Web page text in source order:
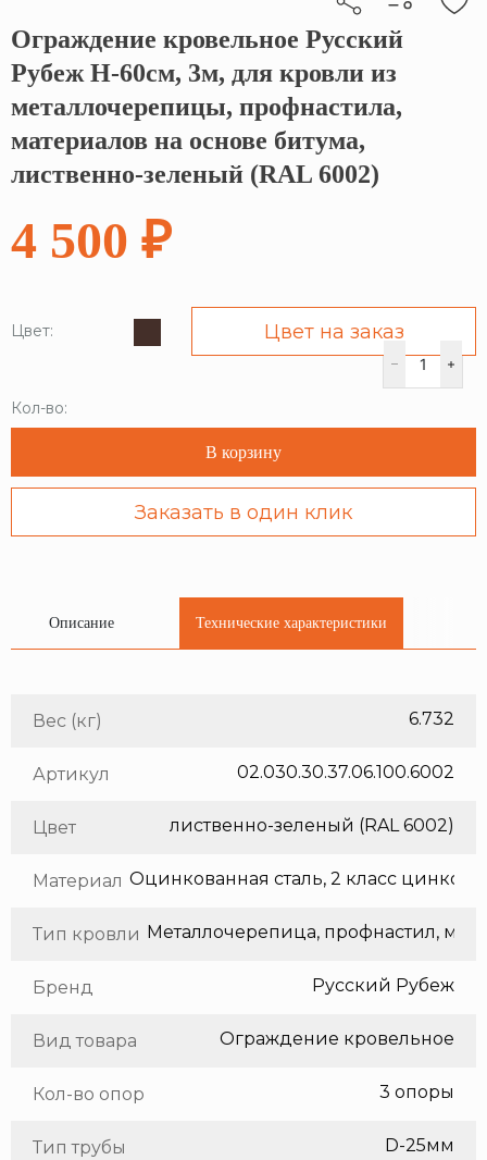
Кликните, чтобы скопировать прямую ссылку
Ограждение кровельное Русский
Рубеж H-60см, 3м, для кровли из
металлочерепицы, профнастила,
материалов на основе битума,
лиственно-зеленый (RAL 6002)
4 500 ₽
Цвет: Цвет на заказ
Кол-во:
В корзину
Заказать в один клик
Описание Технические характеристики
Вес (кг) 6.732
Артикул 02.030.30.37.06.100.6002
Цвет лиственно-зеленый (RAL 6002)
Материал
Тип кровли
Бренд Русский Рубеж
Вид товара Ограждение кровельное
Кол-во опор 3 опоры
Тип трубы D-25мм